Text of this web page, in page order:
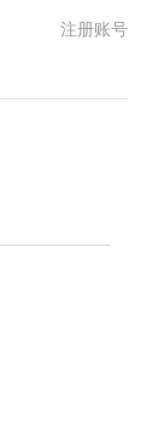
注册账号